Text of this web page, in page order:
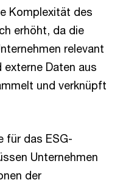
Komplexität des
erhöht, da die
relevant
Daten aus
und verknüpft
für das ESG-
Unternehmen
der